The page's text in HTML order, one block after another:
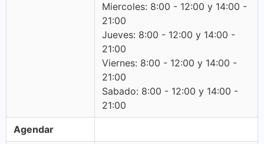
Miercoles: 8:00 - 12:00 y 14:00 -
21:00
Jueves: 8:00 - 12:00 y 14:00 -
21:00
Viernes: 8:00 - 12:00 y 14:00 -
21:00
Sabado: 8:00 - 12:00 y 14:00 -
21:00
Agendar